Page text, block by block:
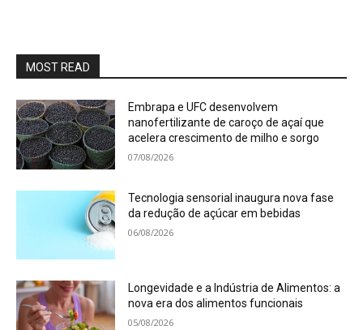
MOST READ
Embrapa e UFC desenvolvem
nanofertilizante de caroço de açaí que
acelera crescimento de milho e sorgo
07/08/2026
Tecnologia sensorial inaugura nova fase
da redução de açúcar em bebidas
06/08/2026
Longevidade e a Indústria de Alimentos: a
nova era dos alimentos funcionais
05/08/2026